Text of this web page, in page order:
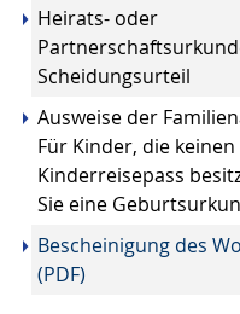
Heirats- oder
Scheidungsurteil
Ausweise der
Für Kinder, die keinen
Kinderreisepass
Sie eine
Bescheinigung des
(PDF)